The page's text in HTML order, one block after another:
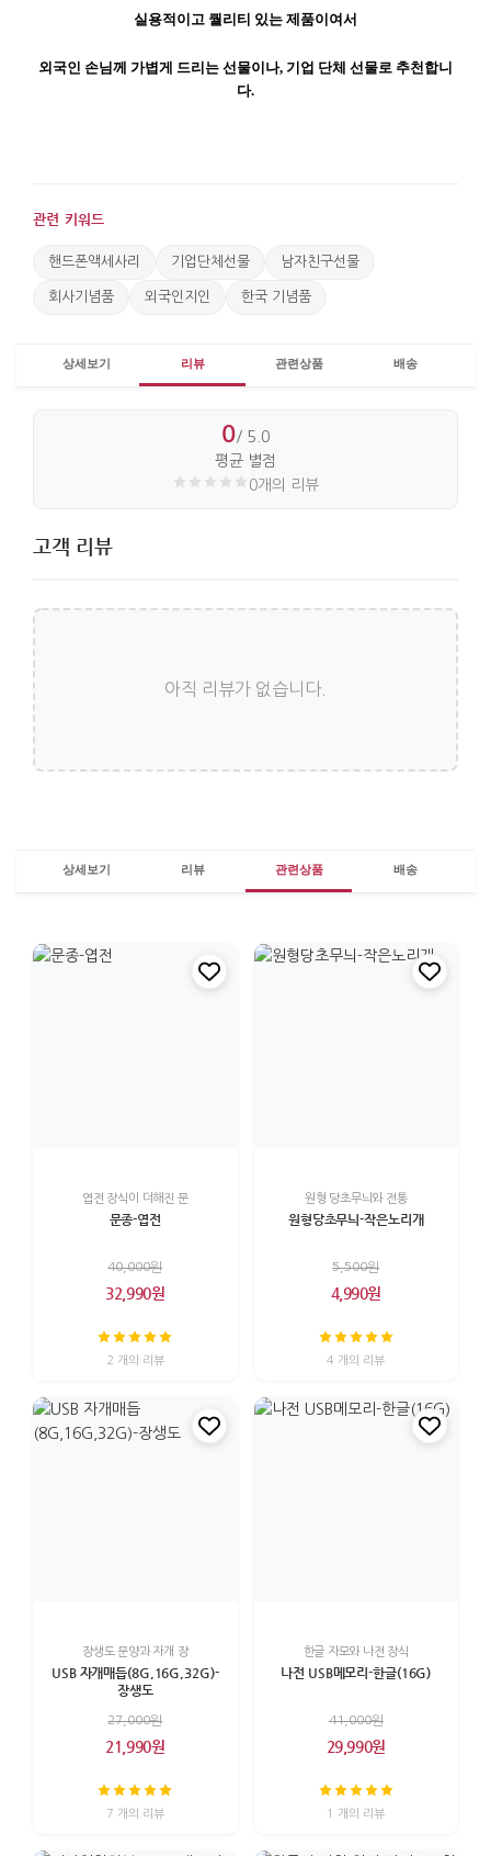
실용적이고 퀄리티 있는 제품이여서
외국인 손님께 가볍게 드리는 선물이나, 기업 단체 선물로 추천합니
다.
관련 키워드
핸드폰액세사리 기업단체선물 남자친구선물
회사기념품 외국인지인 한국 기념품
상세보기 리뷰 관련상품 배송
0/ 5.0
평균 별점
0개의 리뷰
고객 리뷰
아직 리뷰가 없습니다.
상세보기 리뷰 관련상품 배송
엽전 장식이 더해진 문
문종-엽전
40,000원
32,990원
2 개의 리뷰
원형 당초무늬와 전통
원형당초무늬-작은노리개
5,500원
4,990원
4 개의 리뷰
장생도 문양과 자개 장
USB 자개매듭(8G,16G,32G)-
장생도
27,000원
21,990원
7 개의 리뷰
한글 자모와 나전 장식
나전 USB메모리-한글(16G)
41,000원
29,990원
1 개의 리뷰